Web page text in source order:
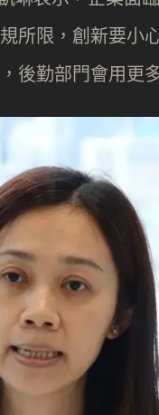
所限，創新要小
後勤部門會用更